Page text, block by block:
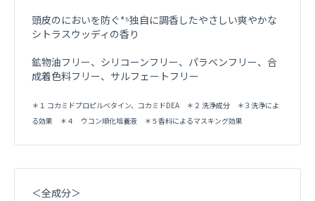
頭皮のにおいを防ぐ*⁵独自に調香したやさしい爽やかな
シトラスウッディの香り
鉱物油フリー、シリコーンフリー、パラベンフリー、合
成着色料フリー、サルフェートフリー
＊１ コカミドプロピルベタイン、コカミドDEA ＊２ 洗浄成分 ＊３洗浄によ
る効果 ＊４ ウコン順化培養液 ＊５香料によるマスキング効果
＜全成分＞